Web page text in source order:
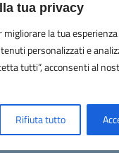
tua privacy
migliorare la tua
personalizzati e
tutti”, acconsenti al
Rifiuta tutto
Centralino: